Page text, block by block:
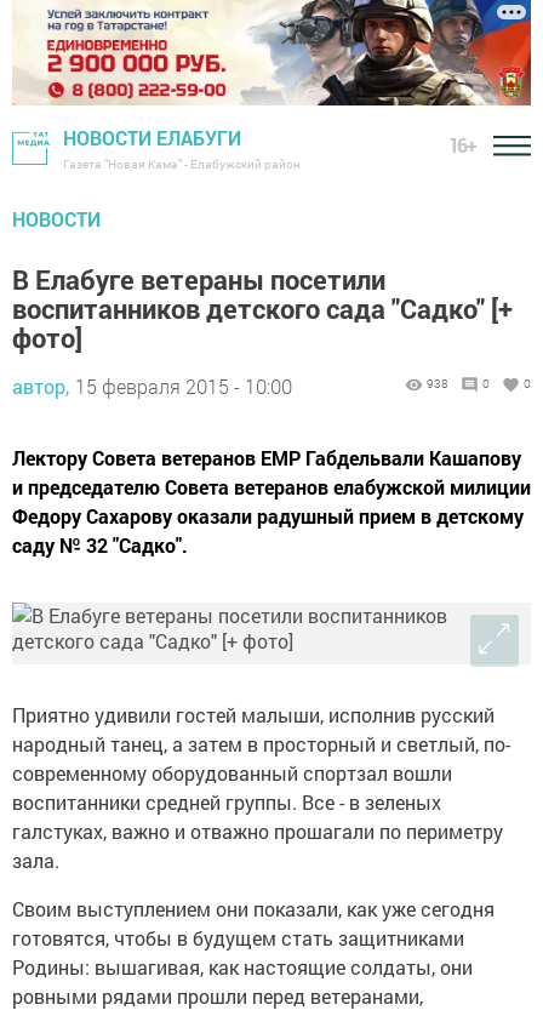
НОВОСТИ ЕЛАБУГИ
Газета "Новая Кама" - Елабужский район
16+
НОВОСТИ
В Елабуге ветераны посетили
воспитанников детского сада "Садко" [+
фото]
автор, 15 февраля 2015 - 10:00 938 0 0
Лектору Совета ветеранов ЕМР Габдельвали Кашапову
и председателю Совета ветеранов елабужской милиции
Федору Сахарову оказали радушный прием в детскому
саду № 32 "Садко".
Приятно удивили гостей малыши, исполнив русский
народный танец, а затем в просторный и светлый, по-
современному оборудованный спортзал вошли
воспитанники средней группы. Все - в зеленых
галстуках, важно и отважно прошагали по периметру
зала.
Своим выступлением они показали, как уже сегодня
готовятся, чтобы в будущем стать защитниками
Родины: вышагивая, как настоящие солдаты, они
ровными рядами прошли перед ветеранами,